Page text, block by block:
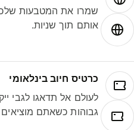
שמרו את המטבעות שלכם
אותם תוך שניות.
כרטיס חיוב בינלאומי
לעולם אל תדאגו לגבי
גבוהות כשאתם מוציאים